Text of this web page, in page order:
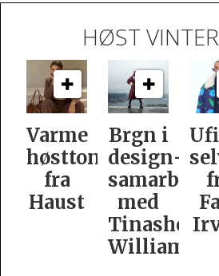
HØST
Varme
høsttoner
fra
Haust
Brgn i
design­
samarbeid
med
Tinashe
Williamson